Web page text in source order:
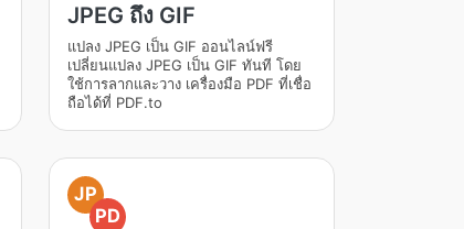
JPEG ถึง GIF
แปลง JPEG เป็น GIF ออนไลน์ฟรี
เปลี่ยนแปลง JPEG เป็น GIF ทันที โดย
ใช้การลากและวาง เครื่องมือ PDF ที่เชื่อ
ถือได้ที่ PDF.to
JP
PD